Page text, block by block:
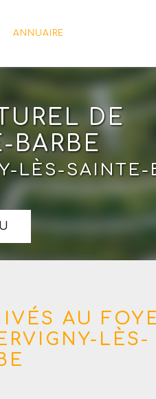
ANNUAIRE
DE
BARBE
LÈS-SAINTE-
AU
LÈS-